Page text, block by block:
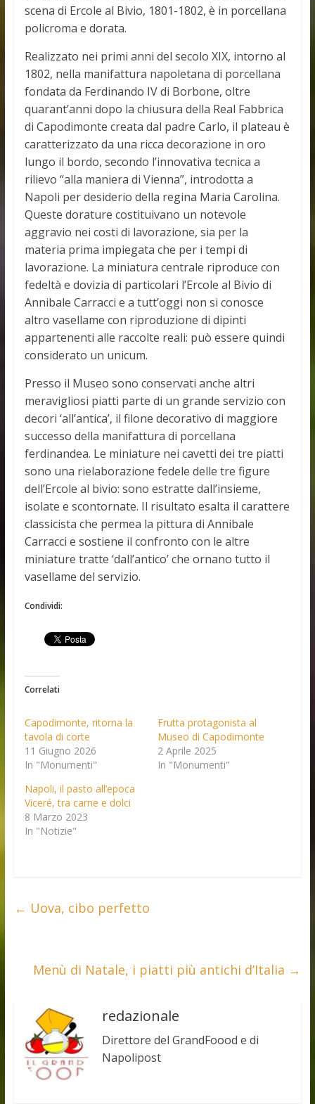
scena di Ercole al Bivio, 1801-1802, è in porcellana
policroma e dorata.
Realizzato nei primi anni del secolo XIX, intorno al
1802, nella manifattura napoletana di porcellana
fondata da Ferdinando IV di Borbone, oltre
quarant’anni dopo la chiusura della Real Fabbrica
di Capodimonte creata dal padre Carlo, il plateau è
caratterizzato da una ricca decorazione in oro
lungo il bordo, secondo l’innovativa tecnica a
rilievo “alla maniera di Vienna”, introdotta a
Napoli per desiderio della regina Maria Carolina.
Queste dorature costituivano un notevole
aggravio nei costi di lavorazione, sia per la
materia prima impiegata che per i tempi di
lavorazione. La miniatura centrale riproduce con
fedeltà e dovizia di particolari l’Ercole al Bivio di
Annibale Carracci e a tutt’oggi non si conosce
altro vasellame con riproduzione di dipinti
appartenenti alle raccolte reali: può essere quindi
considerato un unicum.
Presso il Museo sono conservati anche altri
meravigliosi piatti parte di un grande servizio con
decori ‘all’antica’, il filone decorativo di maggiore
successo della manifattura di porcellana
ferdinandea. Le miniature nei cavetti dei tre piatti
sono una rielaborazione fedele delle tre figure
dell’Ercole al bivio: sono estratte dall’insieme,
isolate e scontornate. Il risultato esalta il carattere
classicista che permea la pittura di Annibale
Carracci e sostiene il confronto con le altre
miniature tratte ‘dall’antico’ che ornano tutto il
vasellame del servizio.
Condividi:
Correlati
Capodimonte, ritorna la
tavola di corte
11 Giugno 2026
In "Monumenti"
Frutta protagonista al
Museo di Capodimonte
2 Aprile 2025
In "Monumenti"
Napoli, il pasto all’epoca
Viceré, tra carne e dolci
8 Marzo 2023
In "Notizie"
← Uova, cibo perfetto
Menù di Natale, i piatti più antichi d’Italia →
redazionale
Direttore del GrandFoood e di
Napolipost